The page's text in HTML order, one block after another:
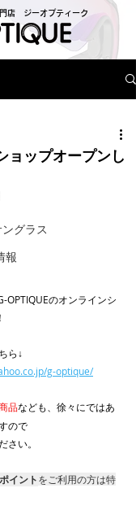
店 ジーオプティーク
グラス
報
ョップオープンし
OPTIQUEのオンラインシ
ら↓
g-optique/
品なども、徐々にではあ
ので
さい。
イントをご利用の方は特